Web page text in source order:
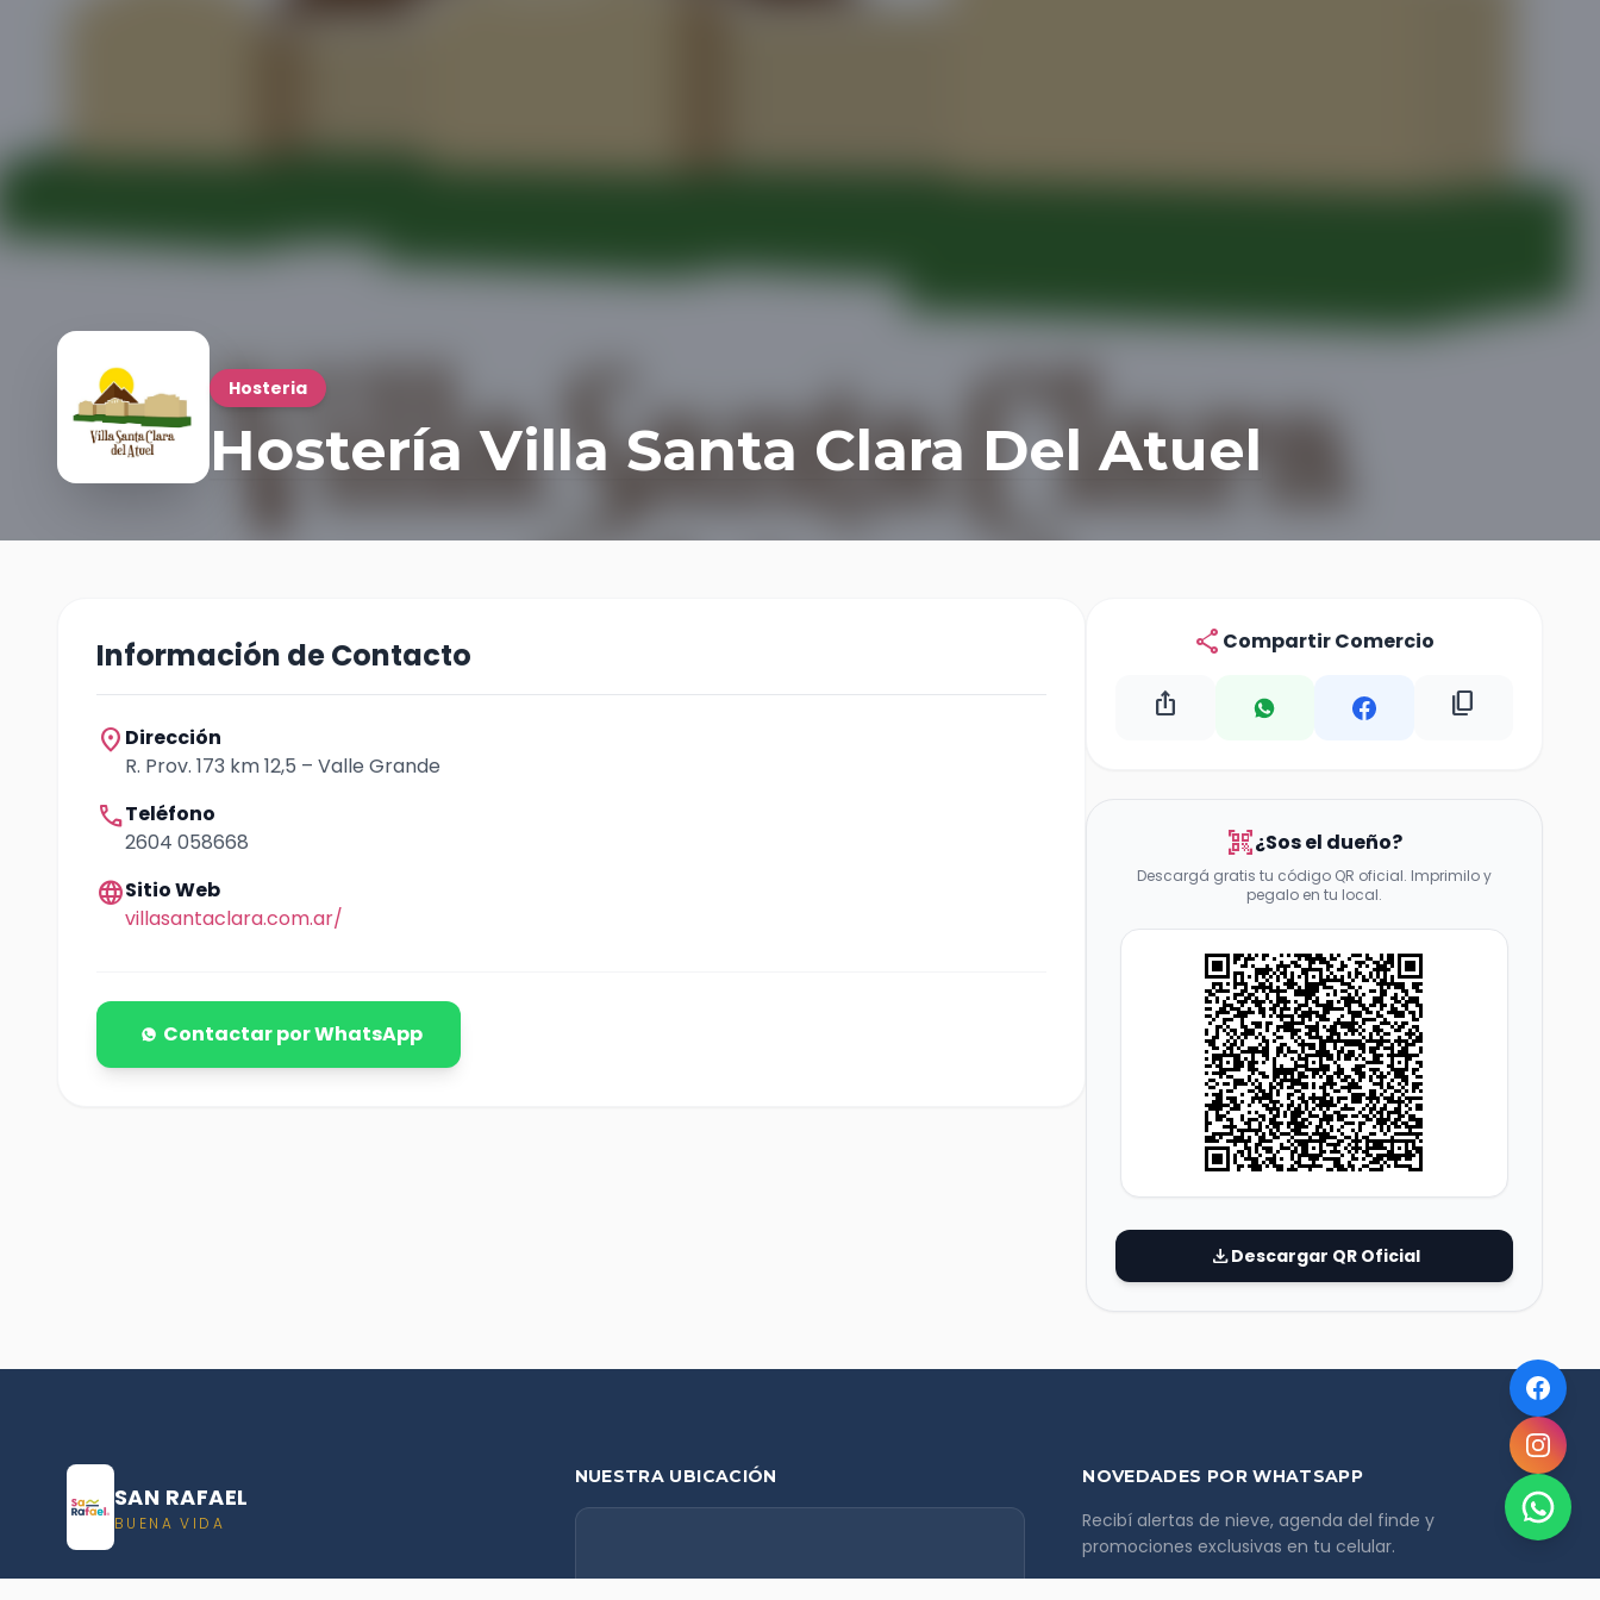
Hosteria
Hostería Villa Santa Clara Del Atuel
Información de Contacto
location_on Dirección
R. Prov. 173 km 12,5 – Valle Grande
callTeléfono
2604 058668
languageSitio Web
villasantaclara.com.ar/
Contactar por WhatsApp
share Compartir Comercio
ios_share content_copy
qr_code_scanner¿Sos el dueño?
Descargá gratis tu código QR oficial. Imprimilo y
pegalo en tu local.
downloadDescargar QR Oficial
SAN RAFAEL
BUENA VIDA
NUESTRA UBICACIÓN NOVEDADES POR WHATSAPP
Recibí alertas de nieve, agenda del finde y
promociones exclusivas en tu celular.